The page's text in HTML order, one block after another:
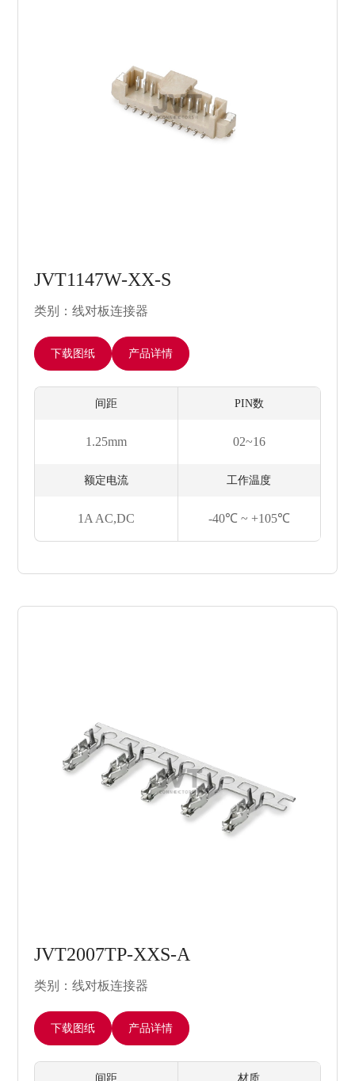
JVT1147W-XX-S
类别：线对板连接器
下载图纸 产品详情
间距
1.25mm
PIN数
02~16
额定电流
1A AC,DC
工作温度
-40℃ ~ +105℃
JVT2007TP-XXS-A
类别：线对板连接器
下载图纸 产品详情
间距 材质